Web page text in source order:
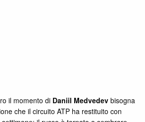
il momento di Daniil Medvedev bisogna
che il circuito ATP ha restituito con